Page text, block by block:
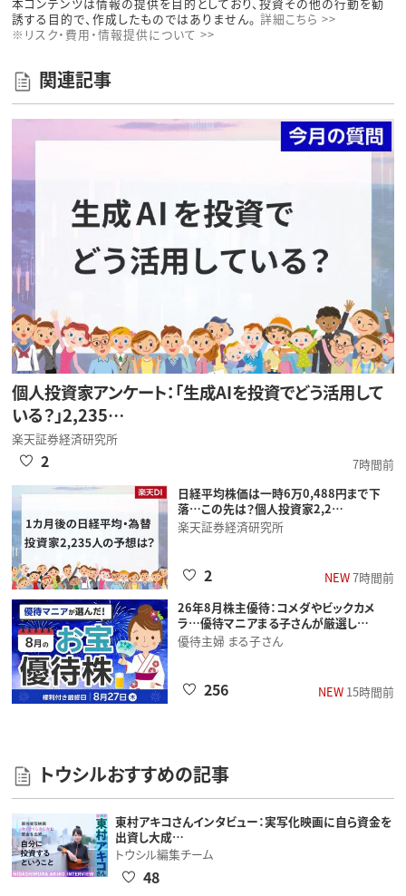
誘する目的で、作成したものではありません。 詳細こちら >>
※リスク・費用・情報提供について >>
関連記事
個人投資家アンケート：「生成AIを投資でどう活用して
いる？」2,235…
楽天証券経済研究所
7時間前
2
日経平均株価は一時6万0,488円まで下
落…この先は？個人投資家2,2…
楽天証券経済研究所
NEW7時間前
2
26年8月株主優待：コメダやビックカメ
ラ…優待マニアまる子さんが厳選し…
優待主婦 まる子さん
NEW15時間前
256
トウシルおすすめの記事
東村アキコさんインタビュー：実写化映画に自ら資金を
出資し大成…
トウシル編集チーム
48